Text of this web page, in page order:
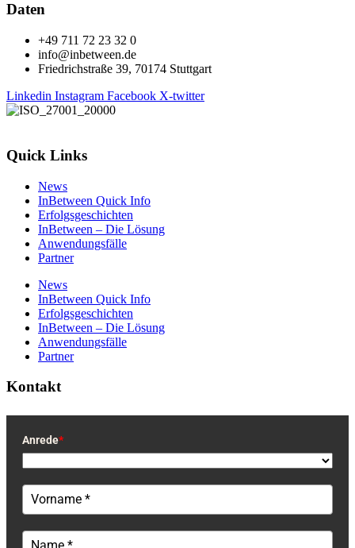
Daten
+49 711 72 23 32 0
info@inbetween.de
Friedrichstraße 39, 70174 Stuttgart
Linkedin Instagram Facebook X-twitter
Quick Links
News
InBetween Quick Info
Erfolgsgeschichten
InBetween – Die Lösung
Anwendungsfälle
Partner
News
InBetween Quick Info
Erfolgsgeschichten
InBetween – Die Lösung
Anwendungsfälle
Partner
Kontakt
Anrede*